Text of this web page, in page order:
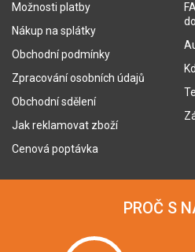
Možnosti platby
Nákup na splátky
Obchodní podmínky
Zpracování osobních údajů
Obchodní sdělení
Jak reklamovat zboží
Cenová poptávka
PROČ S